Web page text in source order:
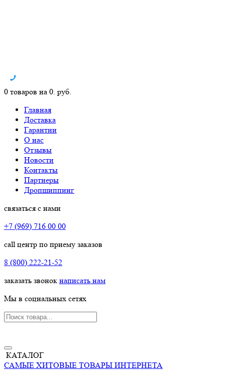
0 товаров на 0. руб.
Главная
Доставка
Гарантии
О нас
Отзывы
Новости
Контакты
Партнеры
Дропшиппинг
связаться с нами
+7 (969) 716 00 00
call центр по приему заказов
8 (800) 222-21-52
заказать звонок написать нам
Мы в социальных сетях
КАТАЛОГ
САМЫЕ ХИТОВЫЕ ТОВАРЫ ИНТЕРНЕТА